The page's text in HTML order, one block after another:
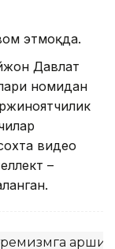
этмоқда.
Давлат
номидан
видео
–
қарши